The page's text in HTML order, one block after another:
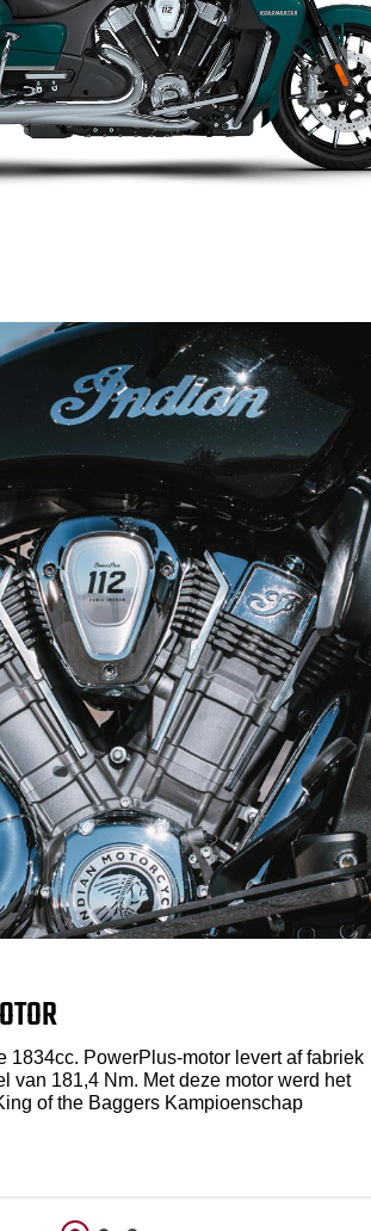
1834cc. PowerPlus-motor levert af fabriek
van 181,4 Nm. Met deze motor werd het
of the Baggers Kampioenschap